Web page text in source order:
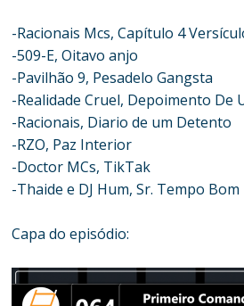
-Racionais Mcs, Capítulo 4
-509-E, Oitavo anjo
-Pavilhão 9, Pesadelo Gangsta
-Realidade Cruel, Depoimento De
-Racionais, Diario de um Detento
-RZO, Paz Interior
-Doctor MCs, TikTak
-Thaide e DJ Hum, Sr. Tempo Bom
Capa do episódio: